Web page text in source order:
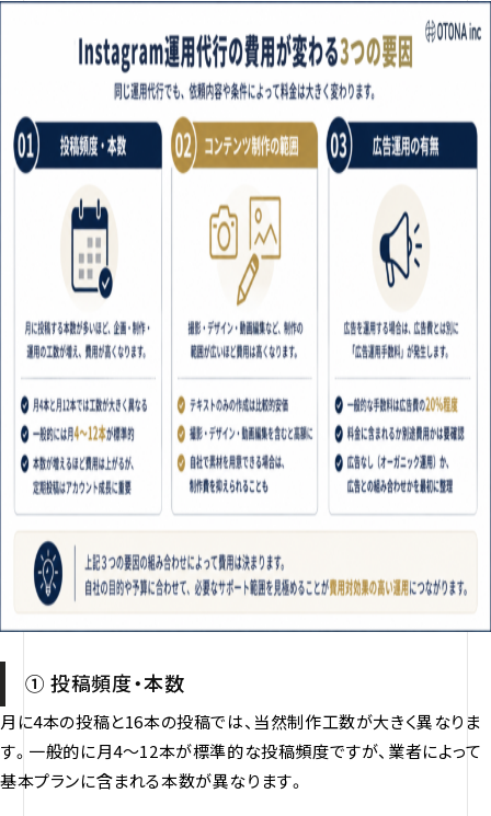
① 投稿頻度・本数
月に4本の投稿と16本の投稿では、当然制作工数が大きく異なりま
す。一般的に月4〜12本が標準的な投稿頻度ですが、業者によって
基本プランに含まれる本数が異なります。